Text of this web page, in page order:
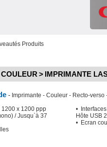
Produits
> IMPRIMANTE
- Imprimante - Couleur - Recto-verso
x 1200 ppp
/ Jusqu`à 37
•
Hôte USB
• Ecran